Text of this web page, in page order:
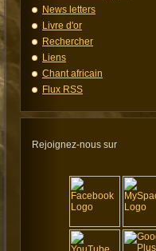
News letters
Livre d'or
Rechercher
Liens
Chant africain
Flux RSS
Rejoignez-nous sur